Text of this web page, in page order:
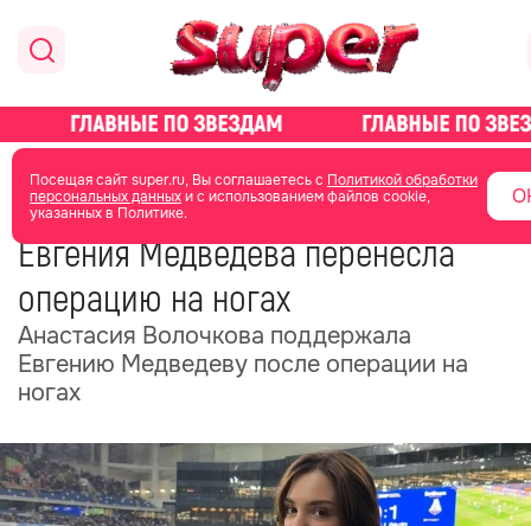
Посещая сайт super.ru, Вы соглашаетесь с Политикой обработки
персональных данныхи с использованием файлов cookie,
указанных в Политике.
главная новости о звездах новости
12 июня 11:17
Евгения Медведева перенесла
операцию на ногах
Анастасия Волочкова поддержала
Евгению Медведеву после операции на
ногах